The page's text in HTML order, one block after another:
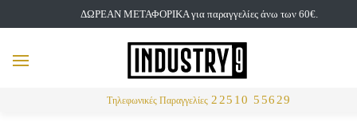
ΔΩΡΕΑΝ ΜΕΤΑΦΟΡΙΚΑ για παραγγελίες άνω των 60€.
Τηλεφωνικές Παραγγελίες 22510 55629
MENU